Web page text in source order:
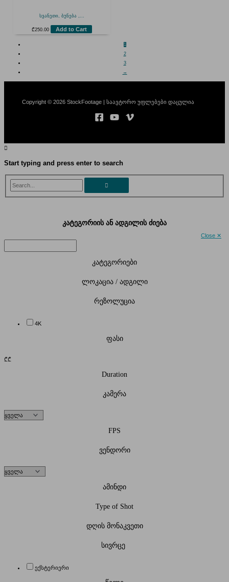
სვანეთი, ბუნება ,...
₾250.00 Add to Cart
1
2
3
→
Copyright © 2026 StockFootage | საავტორო უფლებები დაცულია
Start typing and press enter to search
Search...
Close ✕
კატეგორიის ან ადგილის ძიება
კატეგორიები
ლოკაცია / ადგილი
რეზოლუცია
4K
ფასი
₾₾
Duration
კამერა
FPS
ვენდორი
ამინდი
Type of Shot
დღის მონაკვეთი
სივრცე
ექსტერიერი